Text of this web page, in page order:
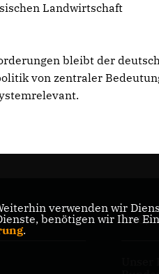
Landwirtschaft
bleibt der
von zentraler
CDU/
verwenden wir
benötigen wir Ihre
.